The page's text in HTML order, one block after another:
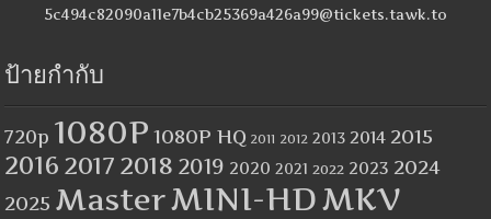
5c494c82090a11e7b4cb25369a426a99@tickets.tawk.to
ป้ายกำกับ
720p 1080P 1080P HQ 2011 2012 2013 2014 2015
2016 2017 2018 2019 2020 2021 2022 2023 2024
2025 MasterMINI-HDMKV